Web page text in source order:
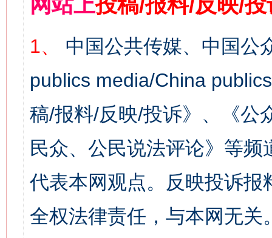
1、
中国公共传媒、中国公
publics media/China
稿/报料/反映/投诉》、《公
民众、公民说法评论》等
代表本网观点。反映投诉
全权法律责任，与本网无